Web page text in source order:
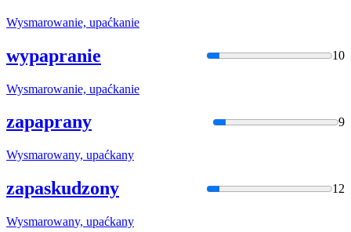
Wysmarowanie, upaćkanie
wypapranie 10
Wysmarowanie, upaćkanie
zapaprany 9
Wysmarowany, upaćkany
zapaskudzony 12
Wysmarowany, upaćkany